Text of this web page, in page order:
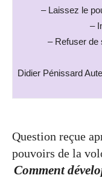
– Laissez le
–
– Refuser de
Didier Pénissard
Question reçue
pouvoirs de la
Comment